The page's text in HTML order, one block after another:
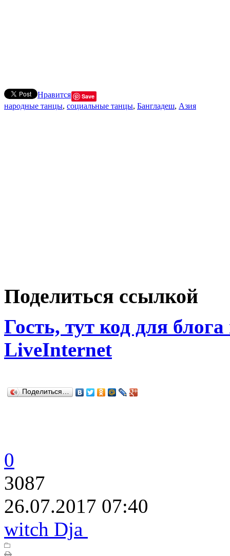
Нравится Save
народные танцы, социальные танцы, Бангладеш, Азия
Поделиться ссылкой
Гость, тут код для
LiveInternet
Поделиться…
0
3087
26.07.2017 07:40
witch Dja